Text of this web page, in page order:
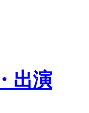
出演